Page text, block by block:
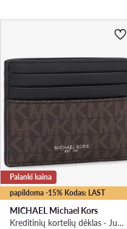
papildoma -15% Kodas: LAST
Palanki kaina
MICHAEL Michael Kors
Kreditinių kortelių dėklas · Juoda